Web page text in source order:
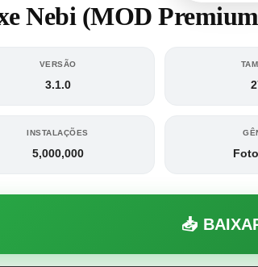
Nebi (MOD
VERSÃO
3.1.0
INSTALAÇÕES
5,000,000
📥